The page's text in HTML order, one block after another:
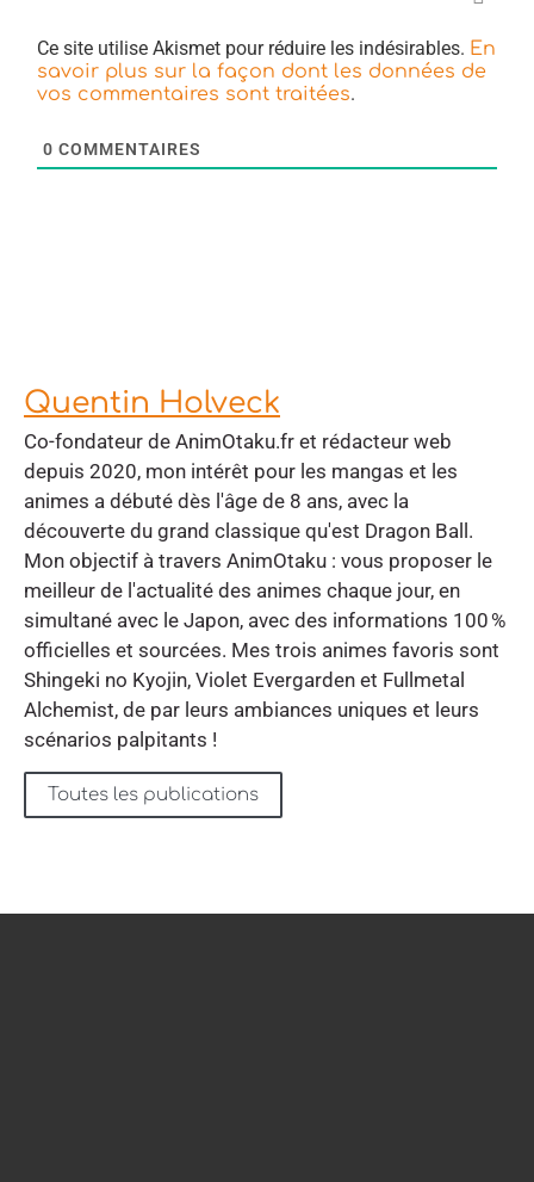
Ce site utilise Akismet pour réduire les indésirables. En
savoir plus sur la façon dont les données de
vos commentaires sont traitées.
0 COMMENTAIRES
Quentin Holveck
Co-fondateur de AnimOtaku.fr et rédacteur web
depuis 2020, mon intérêt pour les mangas et les
animes a débuté dès l'âge de 8 ans, avec la
découverte du grand classique qu'est Dragon Ball.
Mon objectif à travers AnimOtaku : vous proposer le
meilleur de l'actualité des animes chaque jour, en
simultané avec le Japon, avec des informations 100 %
officielles et sourcées. Mes trois animes favoris sont
Shingeki no Kyojin, Violet Evergarden et Fullmetal
Alchemist, de par leurs ambiances uniques et leurs
scénarios palpitants !
Toutes les publications